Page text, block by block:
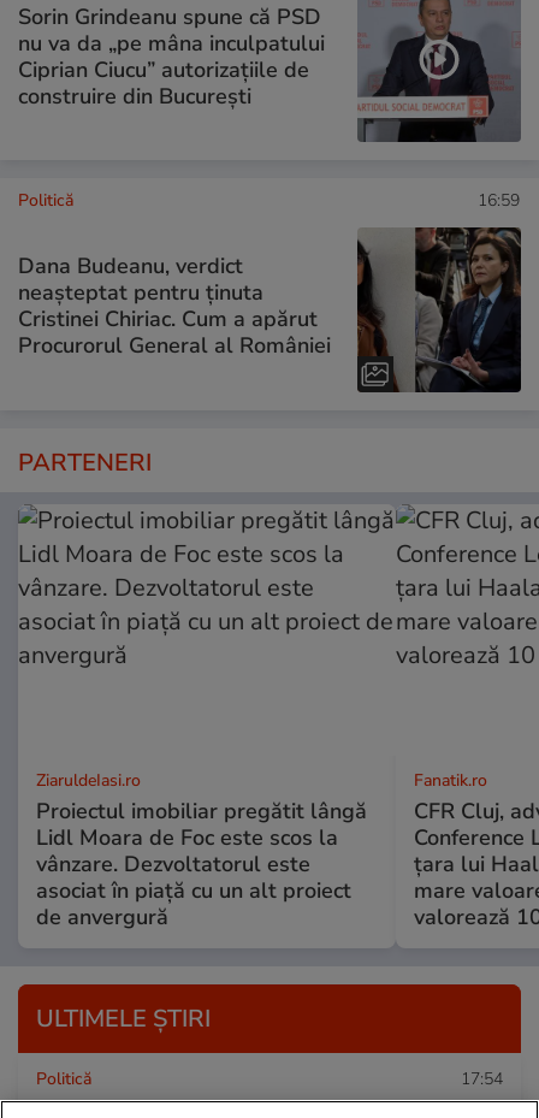
Sorin Grindeanu spune că PSD
nu va da „pe mâna inculpatului
Ciprian Ciucu” autorizațiile de
construire din București
Politică 16:59
Dana Budeanu, verdict
neașteptat pentru ținuta
Cristinei Chiriac. Cum a apărut
Procurorul General al României
PARTENERI
ZiaruldeIasi.ro
Proiectul imobiliar pregătit lângă
Lidl Moara de Foc este scos la
vânzare. Dezvoltatorul este
asociat în piață cu un alt proiect
de anvergură
Fanatik.ro
CFR Cluj,
Conference
țara lui
mare
valorează
ULTIMELE ȘTIRI
Politică 17:54